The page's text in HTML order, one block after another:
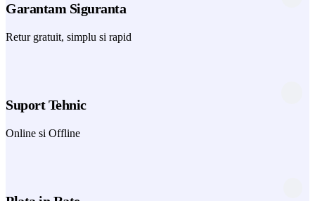
Garantam Siguranta
Retur gratuit, simplu si rapid
Suport Tehnic
Online si Offline